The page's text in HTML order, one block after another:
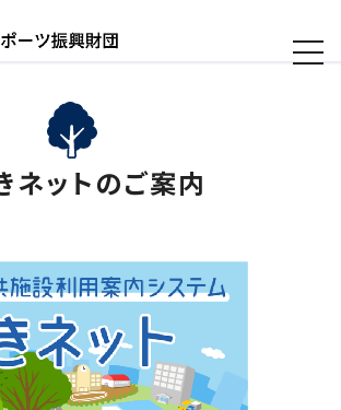
メ
ネットのご案内